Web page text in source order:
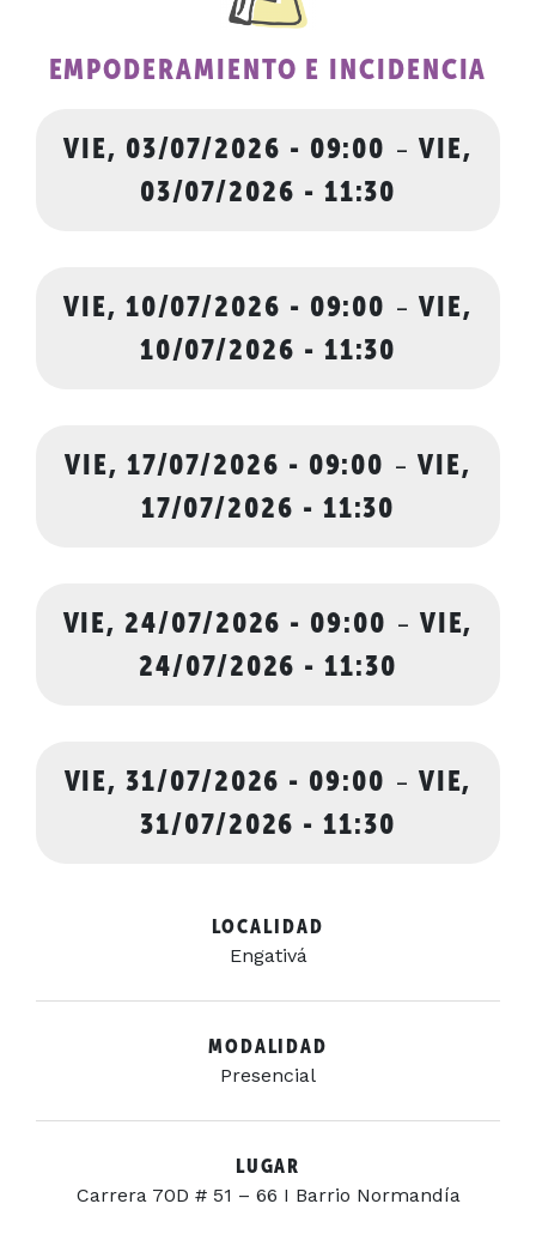
EMPODERAMIENTO E INCIDENCIA
VIE, 03/07/2026 - 09:00 -VIE,
03/07/2026 - 11:30
VIE, 10/07/2026 - 09:00 -VIE,
10/07/2026 - 11:30
VIE, 17/07/2026 - 09:00 -VIE,
17/07/2026 - 11:30
VIE, 24/07/2026 - 09:00 - VIE,
24/07/2026 - 11:30
VIE, 31/07/2026 - 09:00 - VIE,
31/07/2026 - 11:30
LOCALIDAD
Engativá
MODALIDAD
Presencial
LUGAR
Carrera 70D # 51 – 66 I Barrio Normandía